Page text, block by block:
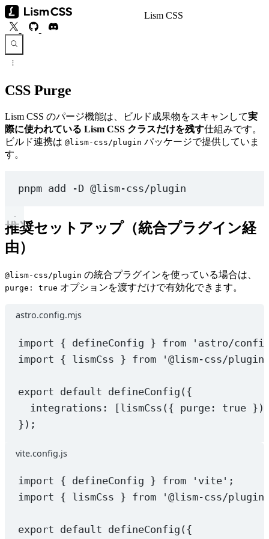
Lism CSS
CSS Purge
Lism CSS のパージ機能は、ビルド成果物をスキャンして実
際に使われている Lism CSS クラスだけを残す仕組みです。
ビルド連携は @lism-css/plugin パッケージで提供していま
す。
pnpm add -D @lism-css/plugin
推奨セットアップ（統合プラグイン経
由）
@lism-css/plugin の統合プラグインを使っている場合は、
purge: true オプションを渡すだけで有効化できます。
astro.config.mjs
import { defineConfig } from
'astro/
import { lismCss } from '@lism-css/
export default defineConfig ({
integrations: [lismCss ({ purge: true
});
vite.config.js
import { defineConfig } from 'vite' ;
import { lismCss } from '@lism-css/
export default defineConfig ({